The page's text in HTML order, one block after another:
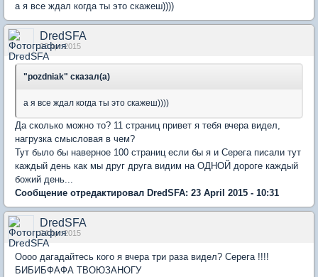
а я все ждал когда ты это скажеш))))
DredSFA
23 Apr 2015
"pozdniak" сказал(а)
а я все ждал когда ты это скажеш))))
Да сколько можно то? 11 страниц привет я тебя вчера видел,
нагрузка смысловая в чем?
Тут было бы наверное 100 страниц если бы я и Серега писали тут
каждый день как мы друг друга видим на ОДНОЙ дороге каждый
божий день...
Сообщение отредактировал DredSFA: 23 April 2015 - 10:31
DredSFA
24 Apr 2015
Оооо дагадайтесь кого я вчера три раза видел? Серега !!!!
БИБИБФАФА ТВОЮЗАНОГУ